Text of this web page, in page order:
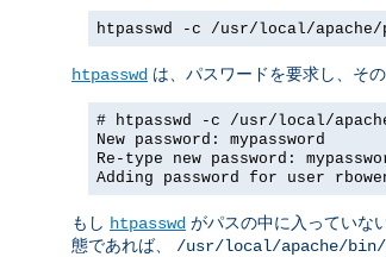
htpasswd -c /usr/local/apache/
htpasswd は、パスワードを要求し、そ
# htpasswd -c /usr/local/
New password: mypassword
Re-type new password:
Adding password for user
もし htpasswd がパスの中に入っていな
態であれば、 /usr/local/apache/bin/